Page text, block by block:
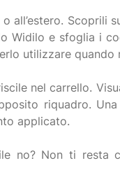
all’estero. Scoprili
Widilo e sfoglia i
utilizzare quando
nel carrello.
riquadro.
applicato.
no? Non ti resta